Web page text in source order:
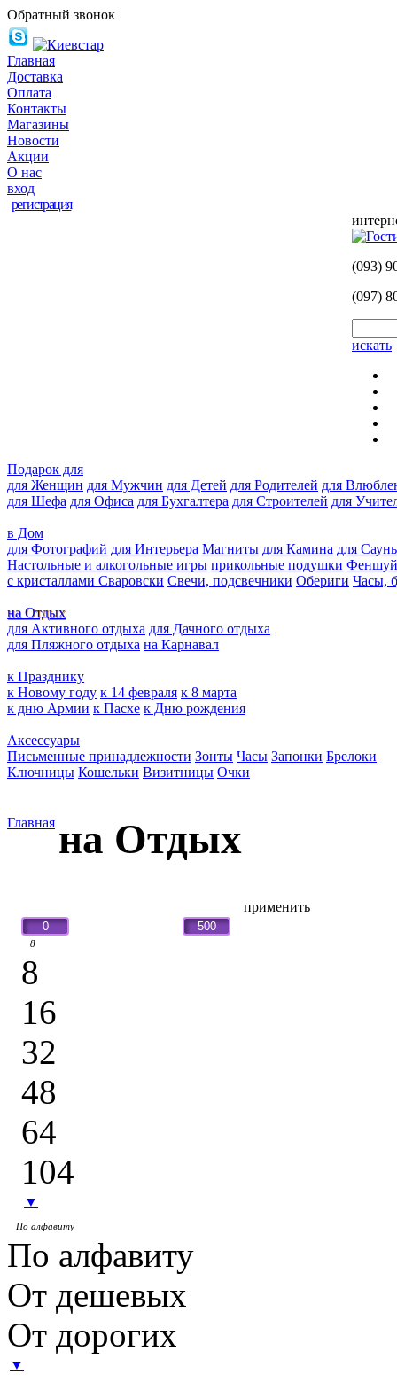
Обратный звонок
Главная
Доставка
Оплата
Контакты
Магазины
Новости
Акции
О нас
вход
регистрация
(093)
(097)
искать
Подарок для
для Женщин для Мужчин для Детей для Родителей для
для Шефа для Офиса для Бухгалтера для Строителей для
в Дом
для Фотографий для Интерьера Магниты для Камина для
Настольные и алкогольные игры прикольные подушки Феншуй
с кристаллами Сваровски Свечи, подсвечники Обериги Часы,
на Отдых
для Активного отдыха для Дачного отдыха
для Пляжного отдыха на Карнавал
к Празднику
к Новому году к 14 февраля к 8 марта
к дню Армии к Пасхе к Дню рождения
Аксессуары
Письменные принадлежности Зонты Часы Запонки Брелоки
Ключницы Кошельки Визитницы Очки
Главная на Отдых
применить
8
8
16
32
48
64
104
▼
По алфавиту
По алфавиту
От дешевых
От дорогих
▼